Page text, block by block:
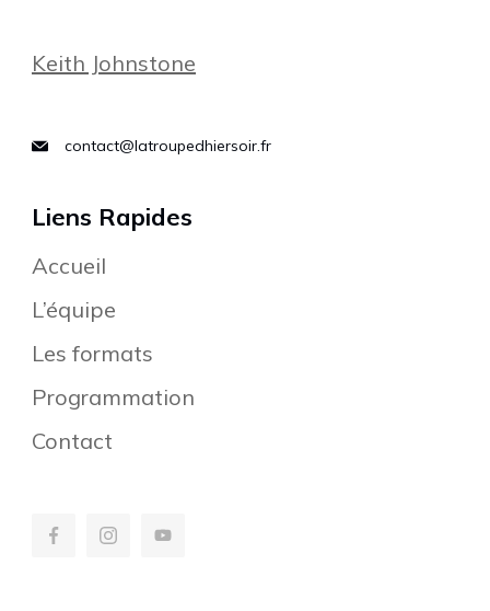
Keith Johnstone
contact@latroupedhiersoir.fr
Liens Rapides
Accueil
L’équipe
Les formats
Programmation
Contact